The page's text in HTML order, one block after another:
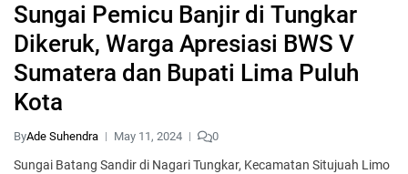
Sungai Pemicu Banjir di Tungkar
Dikeruk, Warga Apresiasi BWS V
Sumatera dan Bupati Lima Puluh
Kota
ByAde Suhendra May 11, 2024 0
Sungai Batang Sandir di Nagari Tungkar, Kecamatan Situjuah Limo